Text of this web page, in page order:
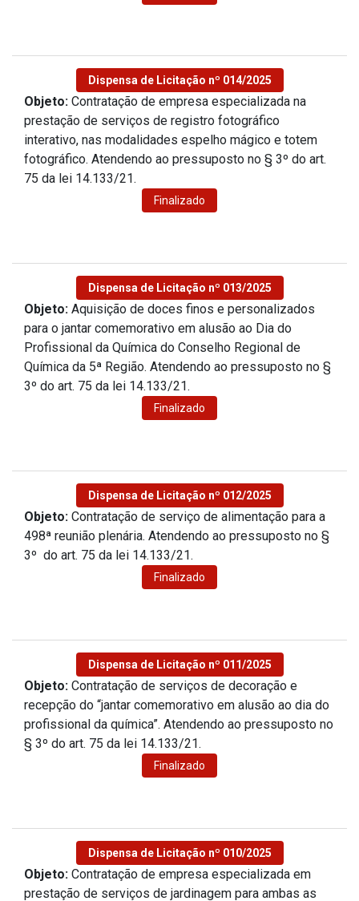
Dispensa de Licitação nº 014/2025
Objeto: Contratação de empresa especializada na
prestação de serviços de registro fotográfico
interativo, nas modalidades espelho mágico e totem
fotográfico. Atendendo ao pressuposto no § 3º do art.
75 da lei 14.133/21.
Finalizado
Dispensa de Licitação nº 013/2025
Objeto: Aquisição de doces finos e personalizados
para o jantar comemorativo em alusão ao Dia do
Profissional da Química do Conselho Regional de
Química da 5ª Região. Atendendo ao pressuposto no §
3º do art. 75 da lei 14.133/21.
Finalizado
Dispensa de Licitação nº 012/2025
Objeto: Contratação de serviço de alimentação para a
498ª reunião plenária. Atendendo ao pressuposto no §
3º do art. 75 da lei 14.133/21.
Finalizado
Dispensa de Licitação nº 011/2025
Objeto: Contratação de serviços de decoração e
recepção do “jantar comemorativo em alusão ao dia do
profissional da química”. Atendendo ao pressuposto no
§ 3º do art. 75 da lei 14.133/21.
Finalizado
Dispensa de Licitação nº 010/2025
Objeto: Contratação de empresa especializada em
prestação de serviços de jardinagem para ambas as